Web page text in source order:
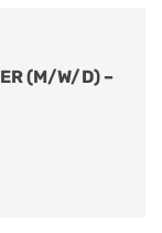
(M/W/D) –